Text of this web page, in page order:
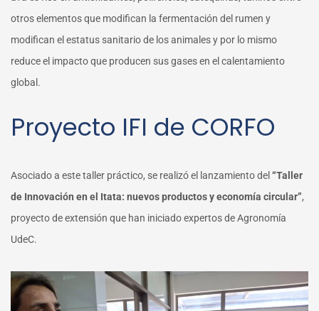
otros elementos que modifican la fermentación del rumen y
modifican el estatus sanitario de los animales y por lo mismo
reduce el impacto que producen sus gases en el calentamiento
global.
Proyecto IFI de CORFO
Asociado a este taller práctico, se realizó el lanzamiento del “Taller
de Innovación en el Itata: nuevos productos y economía circular”,
proyecto de extensión que han iniciado expertos de Agronomía
UdeC.